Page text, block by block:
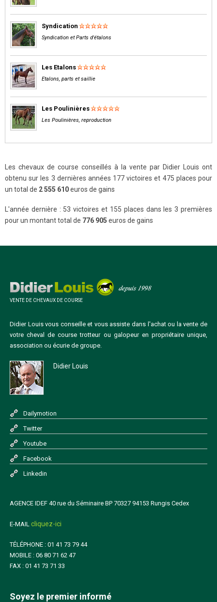
Syndication
Syndication et Parts d'étalons
Les Etalons
Etalons, parts et saillie
Les Poulinières
Les Poulinières, reproduction
Les chevaux de course conseillés à la vente par Didier Louis ont
obtenu sur les 3 dernières années 177 victoires et 475 places pour
un total de 2 555 610euros de gains
L'année dernière : 53 victoires et 155 places dans les 3 premières
pour un montant total de 776 905 euros de gains
VENTE DE CHEVAUX DE COURSE
Didier Louis vous conseille et vous assiste dans l'achat ou la vente de
votre cheval de course trotteur ou galopeur en propriétaire unique,
association ou écurie de groupe.
Didier Louis
Dailymotion
Twitter
Youtube
Facebook
Linkedin
AGENCE IDEF 40 rue du Séminaire BP 70327 94153 Rungis Cedex
E-MAIL cliquez-ici
TÉLÉPHONE : 01 41 73 79 44
MOBILE : 06 80 71 62 47
FAX : 01 41 73 71 33
Soyez le premier informé